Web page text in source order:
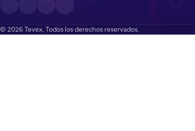
© 2026 Tevex. Todos los derechos reservados.